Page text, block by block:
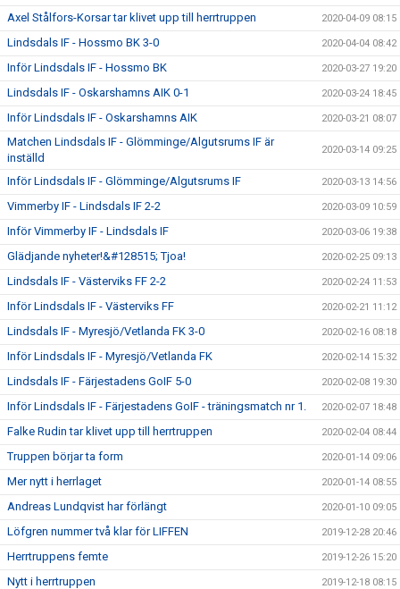
Axel Stålfors-Korsar tar klivet upp till herrtruppen 2020-04-09 08:15
Lindsdals IF - Hossmo BK 3-0 2020-04-04 08:42
Inför Lindsdals IF - Hossmo BK 2020-03-27 19:20
Lindsdals IF - Oskarshamns AIK 0-1 2020-03-24 18:45
Inför Lindsdals IF - Oskarshamns AIK 2020-03-21 08:07
Matchen Lindsdals IF - Glömminge/Algutsrums IF är
inställd
2020-03-14 09:25
Inför Lindsdals IF - Glömminge/Algutsrums IF 2020-03-13 14:56
Vimmerby IF - Lindsdals IF 2-2 2020-03-09 10:59
Inför Vimmerby IF - Lindsdals IF 2020-03-06 19:38
Glädjande nyheter!&#128515; Tjoa! 2020-02-25 09:13
Lindsdals IF - Västerviks FF 2-2 2020-02-24 11:53
Inför Lindsdals IF - Västerviks FF 2020-02-21 11:12
Lindsdals IF - Myresjö/Vetlanda FK 3-0 2020-02-16 08:18
Inför Lindsdals IF - Myresjö/Vetlanda FK 2020-02-14 15:32
Lindsdals IF - Färjestadens GoIF 5-0 2020-02-08 19:30
Inför Lindsdals IF - Färjestadens GoIF - träningsmatch nr 1. 2020-02-07 18:48
Falke Rudin tar klivet upp till herrtruppen 2020-02-04 08:44
Truppen börjar ta form 2020-01-14 09:06
Mer nytt i herrlaget 2020-01-14 08:55
Andreas Lundqvist har förlängt 2020-01-10 09:05
Löfgren nummer två klar för LIFFEN 2019-12-28 20:46
Herrtruppens femte 2019-12-26 15:20
Nytt i herrtruppen 2019-12-18 08:15